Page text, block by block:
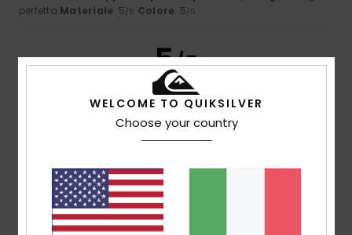
perfetta Materiale: 5/5 Colore: 5/5
5/5
Mostra originale - Français
Comfort: 5/5 Rapporto qualità-prezzo
perfettaMateriale: 5/5 Colore
Consiglio questo prodotto
WELCOME TO QUIKSILVER
Choose your country